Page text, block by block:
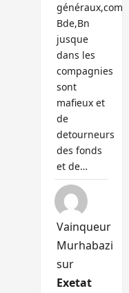
généraux,com
Bde,Bn
jusque
dans les
compagnies
sont
mafieux et
de
detourneurs
des fonds
et de…
Vainqueur
Murhabazi
sur
Exetat